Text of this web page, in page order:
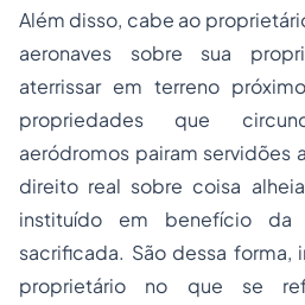
Além disso, cabe ao
aeronaves sobre sua
aterrissar em terreno
propriedades que
aeródromos pairam servidões
direito real sobre coisa
instituído em benefício da
sacrificada. São dessa forma,
proprietário no que se